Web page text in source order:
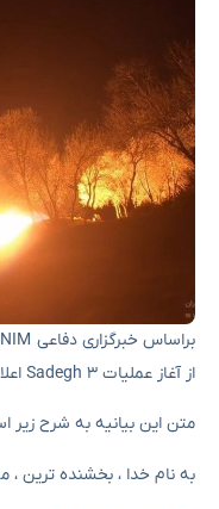
از آغاز عملیات Sadegh 3 اعلام کرد.
متن این بیانیه به شرح زیر
به نام خدا ، بخشنده ترین ،